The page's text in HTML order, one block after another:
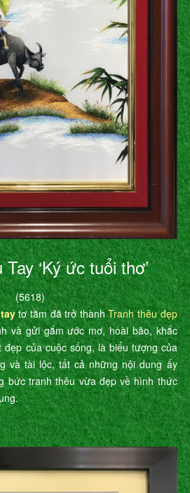
‘Ký ức tuổi thơ’
(5618)
tơ tằm đã trở thànhTranh thêu đẹp
và gửi gắm ước mơ, hoài bão, khắc
của cuộc sống, là biểu tượng của
và tài lộc, tất cả những nội dung ấy
bức tranh thêu vừa đẹp về hình thức